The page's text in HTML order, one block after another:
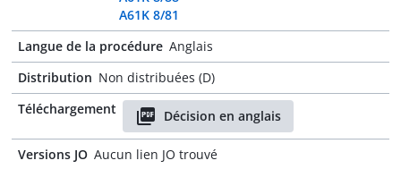
A61K 8/81
Langue de la procédure Anglais
Distribution Non distribuées (D)
Téléchargement
Décision en anglais
Versions JO Aucun lien JO trouvé